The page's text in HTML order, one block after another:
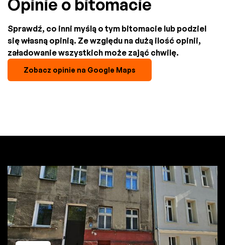
Opinie o bitomacie
Sprawdź, co inni myślą o tym bitomacie lub podziel
się własną opinią. Ze względu na dużą ilość opinii,
załadowanie wszystkich może zająć chwilę.
Zobacz opinie na Google Maps